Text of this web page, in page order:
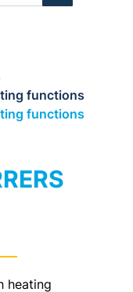
functions
functions
heating